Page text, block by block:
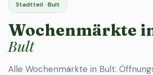
Stadtteil · Bult
Wochenmärkte
Bult
Alle Wochenmärkte in Bult: